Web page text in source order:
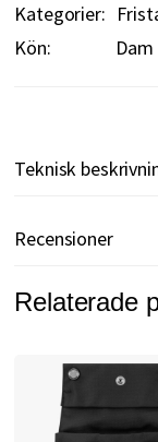
Kategorier:
Kön:
Dam
Teknisk
Recensioner
Relaterade